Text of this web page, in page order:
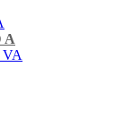
A
VA